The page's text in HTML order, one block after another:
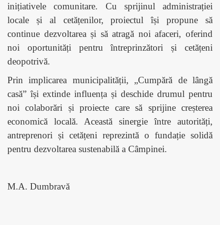
inițiativele comunitare. Cu sprijinul administrației
locale și al cetățenilor, proiectul își propune să
continue dezvoltarea și să atragă noi afaceri, oferind
noi oportunități pentru întreprinzători și cetățeni
deopotrivă.
Prin implicarea municipalității, „Cumpără de lângă
casă” își extinde influența și deschide drumul pentru
noi colaborări și proiecte care să sprijine creșterea
economică locală. Această sinergie între autorități,
antreprenori și cetățeni reprezintă o fundație solidă
pentru dezvoltarea sustenabilă a Câmpinei.
M.A. Dumbravă